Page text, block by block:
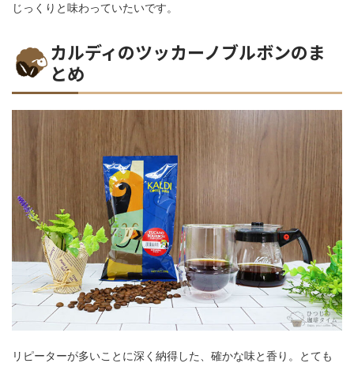
じっくりと味わっていたいです。
カルディのツッカーノブルボンのま
とめ
リピーターが多いことに深く納得した、確かな味と香り。とても